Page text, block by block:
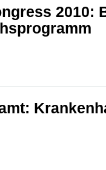
2010: